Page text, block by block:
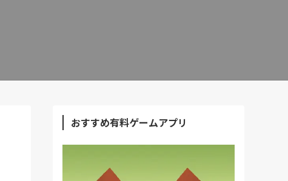
おすすめ有料ゲームアプリ